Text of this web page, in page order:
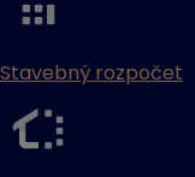
Stavebný rozpočet